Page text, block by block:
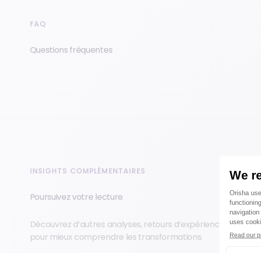
FAQ
Questions fréquentes
INSIGHTS COMPLÉMENTAIRES
Poursuivez votre lecture
Découvrez d’autres analyses, retours d’expérience et
pour mieux comprendre les transformations.